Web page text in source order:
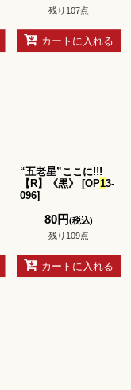
残り107点
カートに入れる
“五老星”ここに!!!
【R】《黒》
[OP13-
096]
80円(税込)
残り109点
カートに入れる